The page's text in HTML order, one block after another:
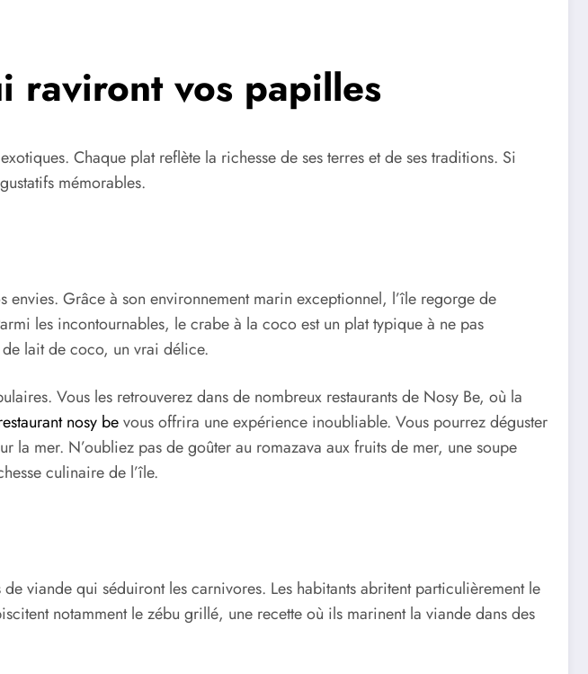
raviront vos papilles
Chaque plat reflète la richesse de ses terres et de ses traditions. Si
mémorables.
envies. Grâce à son environnement marin exceptionnel, l’île regorge de
les incontournables, le crabe à la coco est un plat typique à ne pas
lait de coco, un vrai délice.
Vous les retrouverez dans de nombreux restaurants de Nosy Be, où la
nosy bevous offrira une expérience inoubliable. Vous pourrez déguster
la mer. N’oubliez pas de goûter au romazava aux fruits de mer, une soupe
culinaire de l’île.
viande qui séduiront les carnivores. Les habitants abritent particulièrement le
notamment le zébu grillé, une recette où ils marinent la viande dans des